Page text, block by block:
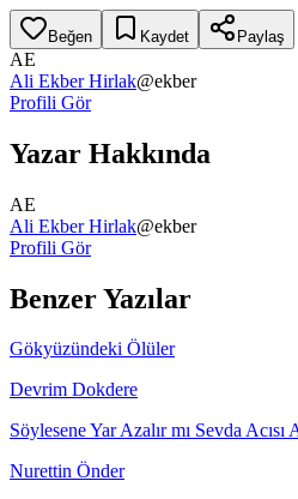
Beğen Kaydet Paylaş
AE
Ali Ekber Hirlak@ekber
Profili Gör
Yazar Hakkında
AE
Ali Ekber Hirlak@ekber
Profili Gör
Benzer Yazılar
Gökyüzündeki Ölüler
Devrim Dokdere
Söylesene Yar Azalır mı Sevda
Nurettin Önder